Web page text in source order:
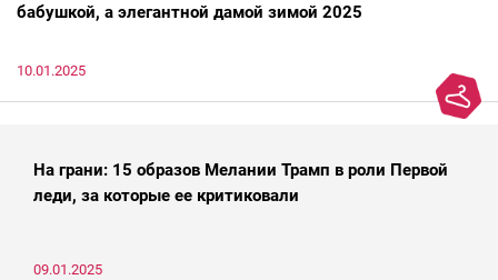
бабушкой, а элегантной дамой зимой 2025
10.01.2025
На грани: 15 образов Мелании Трамп в роли Первой
леди, за которые ее критиковали
09.01.2025